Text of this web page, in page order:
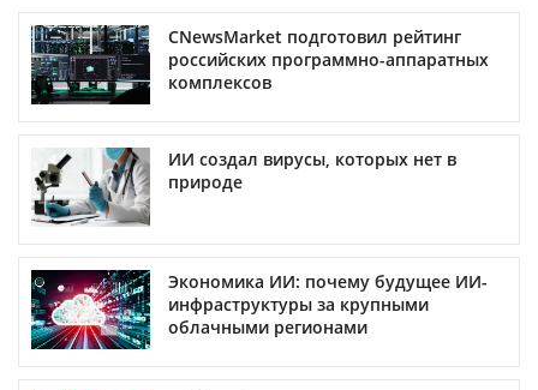
CNewsMarket подготовил рейтинг
российских программно-аппаратных
комплексов
ИИ создал вирусы, которых нет в
природе
Экономика ИИ: почему будущее ИИ-
инфраструктуры за крупными
облачными регионами